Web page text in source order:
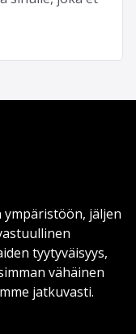
ympäristöön, jäljen
tyytyväisyys,
vähäinen
jatkuvasti.